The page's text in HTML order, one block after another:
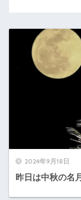
2024年9月18日
昨日は中秋の名